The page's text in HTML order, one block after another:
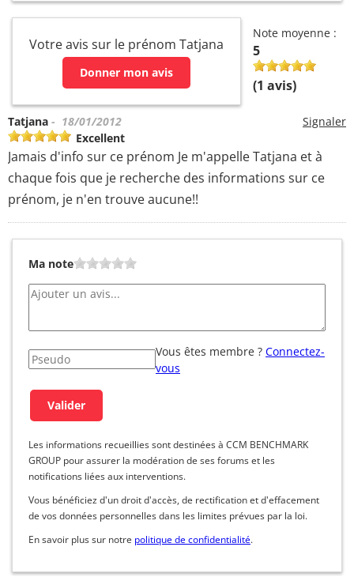
Votre avis sur le prénom Tatjana
Donner mon avis
Note moyenne :
5
(1 avis)
Signaler
Tatjana - 18/01/2012
Excellent
Jamais d'info sur ce prénom Je m'appelle Tatjana et à
chaque fois que je recherche des informations sur ce
prénom, je n'en trouve aucune!!
Ma note
Vous êtes membre ? Connectez-
vous
Les informations recueillies sont destinées à CCM BENCHMARK
GROUP pour assurer la modération de ses forums et les
notifications liées aux interventions.
Vous bénéficiez d'un droit d'accès, de rectification et d'effacement
de vos données personnelles dans les limites prévues par la loi.
En savoir plus sur notre politique de confidentialité.